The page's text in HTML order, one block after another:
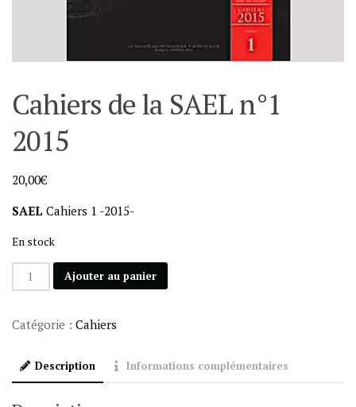
Cahiers de la SAEL n°1
2015
20,00€
SAEL Cahiers 1 -2015-
En stock
quantité
de
de
SAEL
n°1
Ajouter au panier
Catégorie : Cahiers
Description Informations complémentaires